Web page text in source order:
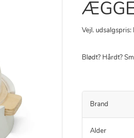
Vejl. udsalgspris:
Blødt? Hårdt?
Brand
Alder